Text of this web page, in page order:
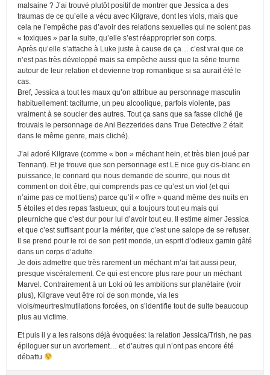
malsaine ? J’ai trouvé plutôt positif de montrer que Jessica a des
traumas de ce qu’elle a vécu avec Kilgrave, dont les viols, mais que
cela ne l’empêche pas d’avoir des relations sexuelles qui ne soient pas
« toxiques » par la suite, qu’elle s’est réapproprier son corps.
Après qu’elle s’attache à Luke juste à cause de ça… c’est vrai que ce
n’est pas très développé mais sa empêche aussi que la série tourne
autour de leur relation et devienne trop romantique si sa aurait été le
cas.
Bref, Jessica a tout les maux qu’on attribue au personnage masculin
habituellement: taciturne, un peu alcoolique, parfois violente, pas
vraiment à se soucier des autres. Tout ça sans que sa fasse cliché (je
trouvais le personnage de Ani Bezzerides dans True Detective 2 était
dans le même genre, mais cliché).
J’ai adoré Kilgrave (comme « bon » méchant hein, et très bien joué par
Tennant). Et je trouve que son personnage est LE nice guy cis-blanc en
puissance, le connard qui nous demande de sourire, qui nous dit
comment on doit être, qui comprends pas ce qu’est un viol (et qui
n’aime pas ce mot tiens) parce qu’il « offre » quand même des nuits en
5 étoiles et des repas fastueux, qui a toujours tout eu mais qui
pleurniche que c’est dur pour lui d’avoir tout eu. Il estime aimer Jessica
et que c’est suffisant pour la mériter, que c’est une salope de se refuser.
Il se prend pour le roi de son petit monde, un esprit d’odieux gamin gâté
dans un corps d’adulte.
Je dois admettre que très rarement un méchant m’ai fait aussi peur,
presque viscéralement. Ce qui est encore plus rare pour un méchant
Marvel. Contrairement à un Loki où les ambitions sur planétaire (voir
plus), Kilgrave veut être roi de son monde, via les
viols/meurtres/mutilations forcées, on s’identifie tout de suite beaucoup
plus au victime.
Et puis il y a les raisons déjà évoquées: la relation Jessica/Trish, ne pas
épiloguer sur un avortement… et d’autres qui n’ont pas encore été
débattu